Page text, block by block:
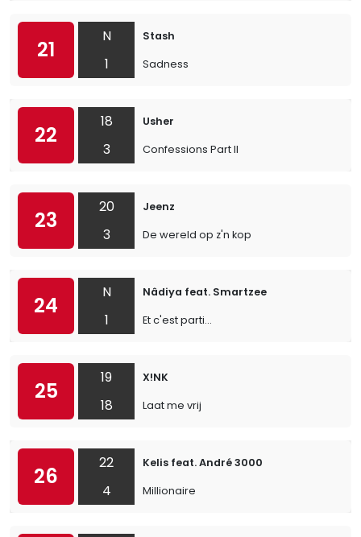
21
N
1
Stash
Sadness
22
18
3
Usher
Confessions Part II
23
20
3
Jeenz
De wereld op z'n kop
24
N
1
Nâdiya feat. Smartzee
Et c'est parti...
25
19
18
X!NK
Laat me vrij
26
22
4
Kelis feat. André 3000
Millionaire